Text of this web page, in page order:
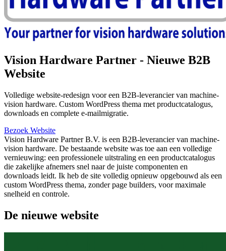
Vision Hardware Partner - Nieuwe B2B
Website
Volledige website-redesign voor een B2B-leverancier van machine-
vision hardware. Custom WordPress thema met productcatalogus,
downloads en complete e-mailmigratie.
Bezoek Website
Vision Hardware Partner B.V. is een B2B-leverancier van machine-
vision hardware. De bestaande website was toe aan een volledige
vernieuwing: een professionele uitstraling en een productcatalogus
die zakelijke afnemers snel naar de juiste componenten en
downloads leidt. Ik heb de site volledig opnieuw opgebouwd als een
custom WordPress thema, zonder page builders, voor maximale
snelheid en controle.
De nieuwe website